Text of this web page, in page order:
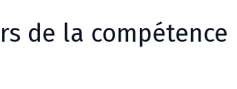
de la compétence